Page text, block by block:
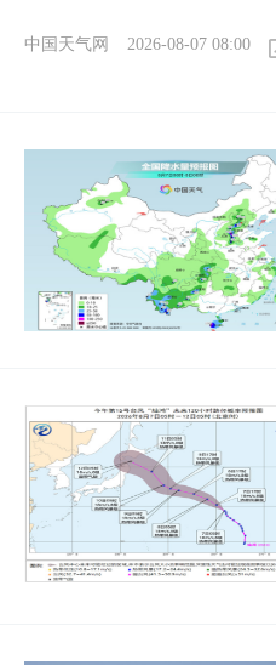
中国天气网 2026-08-07 08:00